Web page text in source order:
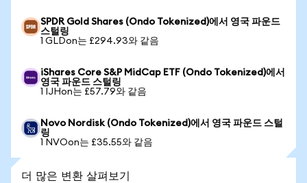
SPDR Gold Shares (Ondo Tokenized)에서 영국 파운드
스털링
1 GLDon는 £294.93와 같음
iShares Core S&P MidCap ETF (Ondo Tokenized)에서
영국 파운드 스털링
1 IJHon는 £57.79와 같음
Novo Nordisk (Ondo Tokenized)에서 영국 파운드 스털
링
1 NVOon는 £35.55와 같음
더 많은 변환 살펴보기